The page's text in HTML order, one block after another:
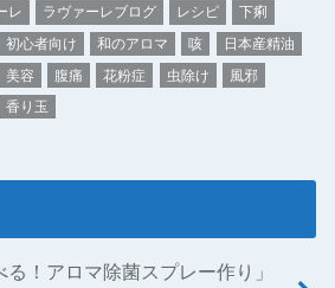
レ ラヴァーレブログ レシピ
下痢
初心者向け 和のアロマ 咳
日本産精油
美容 腹痛 花粉症 虫除け
風邪
香り玉
る！アロマ除菌スプレー作り」